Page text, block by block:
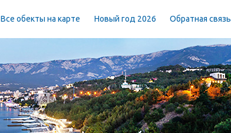
Все обекты на карте Новый год 2026 Обратная связь